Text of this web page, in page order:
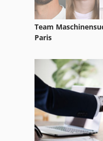
Team
Paris